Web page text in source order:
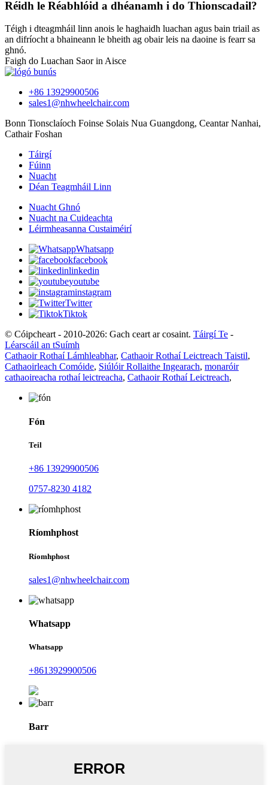
Réidh le Réabhlóid a dhéanamh i do Thionscadail?
Téigh i dteagmháil linn anois le haghaidh luachan agus bain triail as
an difríocht a bhaineann le bheith ag obair leis na daoine is fearr sa
ghnó.
Faigh do Luachan Saor in Aisce
+86 13929900506
sales1@nhwheelchair.com
Bonn Tionsclaíoch Foinse Solais Nua Guangdong, Ceantar Nanhai,
Cathair Foshan
Táirgí
Fúinn
Nuacht
Déan Teagmháil Linn
Nuacht Ghnó
Nuacht na Cuideachta
Léirmheasanna Custaiméirí
Whatsapp
facebook
linkedin
youtube
instagram
Twitter
Tiktok
© Cóipcheart - 2010-2026: Gach ceart ar cosaint. Táirgí Te -
Léarscáil an tSuímh
Cathaoir Rothaí Lámhleabhar, Cathaoir Rothaí Leictreach Taistil,
Cathaoirleach Comóide, Siúlóir Rollaithe Ingearach, monaróir
cathaoireacha rothaí leictreacha, Cathaoir Rothaí Leictreach,
Fón
Teil
+86 13929900506
0757-8230 4182
Ríomhphost
Ríomhphost
sales1@nhwheelchair.com
Whatsapp
Whatsapp
+8613929900506
Barr